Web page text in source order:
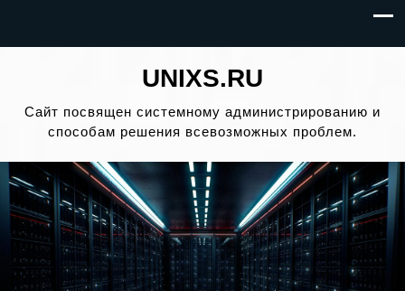
UNIXS.RU
Сайт посвящен системному администрированию и
способам решения всевозможных проблем.